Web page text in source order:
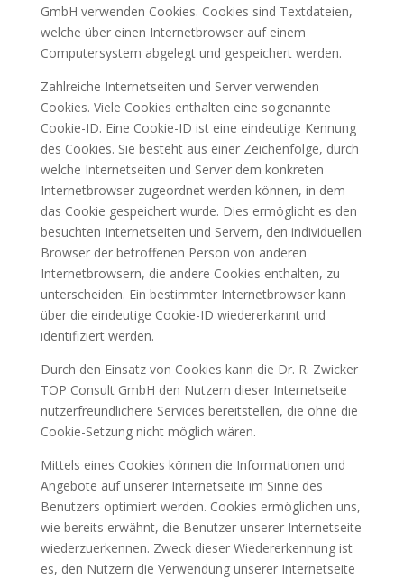
GmbH verwenden Cookies. Cookies sind Textdateien,
welche über einen Internetbrowser auf einem
Computersystem abgelegt und gespeichert werden.
Zahlreiche Internetseiten und Server verwenden
Cookies. Viele Cookies enthalten eine sogenannte
Cookie-ID. Eine Cookie-ID ist eine eindeutige Kennung
des Cookies. Sie besteht aus einer Zeichenfolge, durch
welche Internetseiten und Server dem konkreten
Internetbrowser zugeordnet werden können, in dem
das Cookie gespeichert wurde. Dies ermöglicht es den
besuchten Internetseiten und Servern, den individuellen
Browser der betroffenen Person von anderen
Internetbrowsern, die andere Cookies enthalten, zu
unterscheiden. Ein bestimmter Internetbrowser kann
über die eindeutige Cookie-ID wiedererkannt und
identifiziert werden.
Durch den Einsatz von Cookies kann die Dr. R. Zwicker
TOP Consult GmbH den Nutzern dieser Internetseite
nutzerfreundlichere Services bereitstellen, die ohne die
Cookie-Setzung nicht möglich wären.
Mittels eines Cookies können die Informationen und
Angebote auf unserer Internetseite im Sinne des
Benutzers optimiert werden. Cookies ermöglichen uns,
wie bereits erwähnt, die Benutzer unserer Internetseite
wiederzuerkennen. Zweck dieser Wiedererkennung ist
es, den Nutzern die Verwendung unserer Internetseite